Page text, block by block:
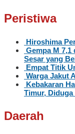
Peristiwa
Hiroshima
Gempa M
Sesar yang
Empat Titik
Warga Jakut
Kebakaran
Timur,
Daerah